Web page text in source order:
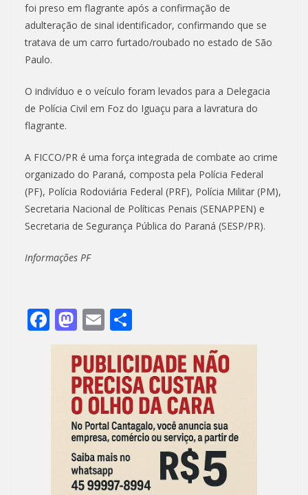
foi preso em flagrante após a confirmação de
adulteração de sinal identificador, confirmando que se
tratava de um carro furtado/roubado no estado de São
Paulo.
O indivíduo e o veículo foram levados para a Delegacia
de Polícia Civil em Foz do Iguaçu para a lavratura do
flagrante.
A FICCO/PR é uma força integrada de combate ao crime
organizado do Paraná, composta pela Polícia Federal
(PF), Polícia Rodoviária Federal (PRF), Polícia Militar (PM),
Secretaria Nacional de Políticas Penais (SENAPPEN) e
Secretaria de Segurança Pública do Paraná (SESP/PR).
Informações PF
F
ac
M
as
to
d
o
n
E
m
ai
l
h
ar
e